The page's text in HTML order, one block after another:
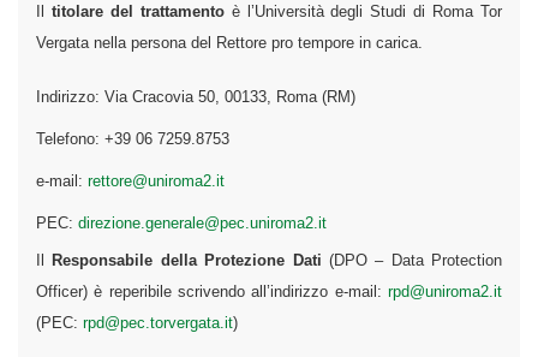
Il titolare del trattamentoè l’Università degli Studi di Roma Tor
Vergata nella persona del Rettore pro tempore in carica.
Indirizzo: Via Cracovia 50, 00133, Roma (RM)
Telefono: +39 06 7259.8753
e-mail: rettore@uniroma2.it
PEC: direzione.generale@pec.uniroma2.it
IlResponsabile della Protezione Dati (DPO – Data Protection
Officer) è reperibile scrivendo all’indirizzo e-mail: rpd@uniroma2.it
(PEC: rpd@pec.torvergata.it)